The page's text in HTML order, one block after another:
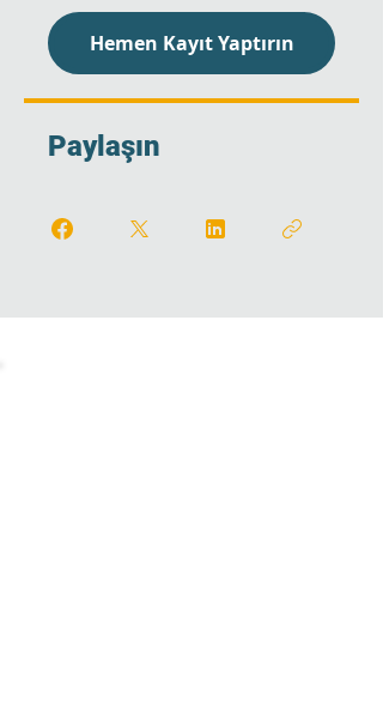
Hemen Kayıt Yaptırın
Paylaşın